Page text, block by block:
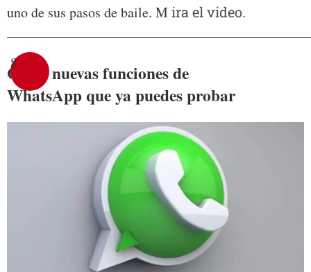
uno de sus pasos de baile. M ira el video.
8
Cinco nuevas funciones de
WhatsApp que ya puedes probar